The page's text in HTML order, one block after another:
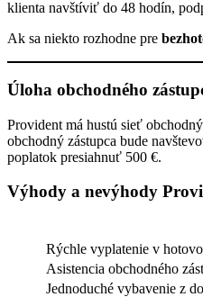
klienta navštíviť do 48 hodín,
Ak sa niekto rozhodne pre
Úloha obchodného
Provident má hustú sieť
obchodný zástupca bude
poplatok presiahnuť 500 €.
Výhody a nevýhody
Rýchle vyplatenie v
Asistencia obchodného
Jednoduché vybavenie z